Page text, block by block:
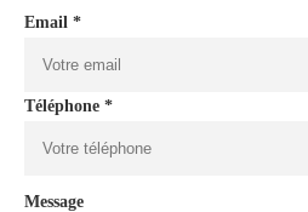
Email *
Téléphone *
Message